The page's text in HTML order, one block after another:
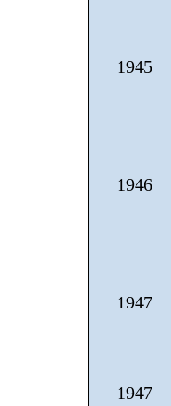
1945
1946
1947
1947